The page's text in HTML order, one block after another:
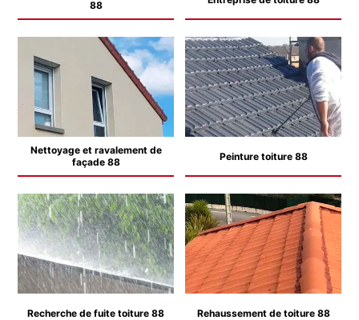
88
Nettoyage et ravalement de
façade 88
Peinture toiture 88
Recherche de fuite toiture 88 Rehaussement de toiture 88